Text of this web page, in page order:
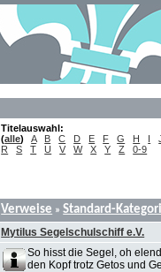
Titelauswahl:
(alle) A B C D E F G H I
R
S T U V W X Y Z 0-9
Verweise »Standard-
Mytilus Segelschulschiff e.V.
So hisst die Segel, oh
den Kopf trotz Getos und